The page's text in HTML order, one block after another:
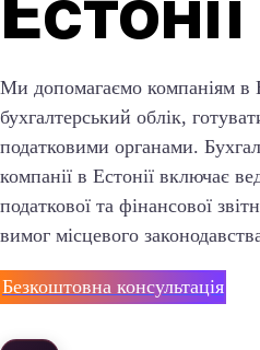
Ми допомагаємо компаніям в
бухгалтерський облік,
податковими органами.
компанії в Естонії включає
податкової та фінансової
вимог місцевого
Безкоштовна консультація